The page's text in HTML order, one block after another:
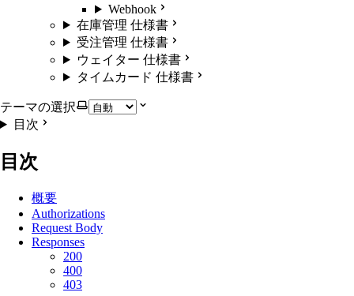
Webhook
在庫管理 仕様書
受注管理 仕様書
ウェイター 仕様書
タイムカード 仕様書
テーマの選択
目次
目次
概要
Authorizations
Request Body
Responses
200
400
403